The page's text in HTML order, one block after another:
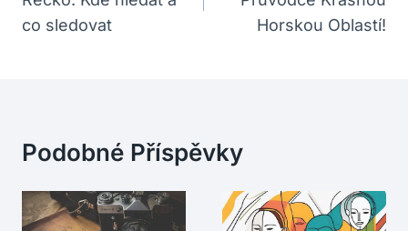
Příspěvek
co sledovat
Horskou Oblastí!
Podobné Příspěvky